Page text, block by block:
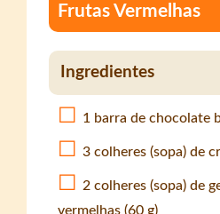
Frutas Vermelhas
Ingredientes
1 barra de chocolate
3 colheres (sopa) de
2 colheres (sopa) de
vermelhas (60 g)